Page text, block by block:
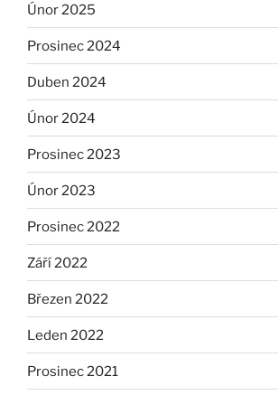
Únor 2025
Prosinec 2024
Duben 2024
Únor 2024
Prosinec 2023
Únor 2023
Prosinec 2022
Září 2022
Březen 2022
Leden 2022
Prosinec 2021